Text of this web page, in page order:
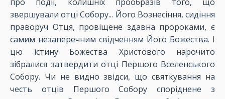
звершували отці Собору... Його Вознесіння, сидіння
праворуч Отця, провіщене здавна пророками, є
самим незаперечним свідченням Його Божества. І
цю істину Божества Христового нарочито
зібралися затвердити отці Першого Вселенського
Собору. Чи не видно звідси, що святкування на
честь отців Першого Собору споріднене з